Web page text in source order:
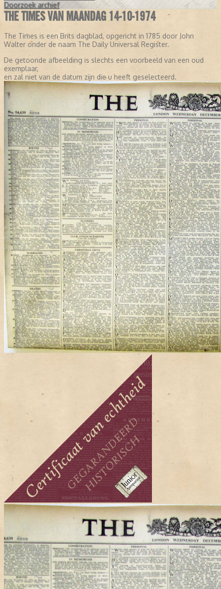
Doorzoek archief
THE TIMES VAN MAANDAG 14-10-1974
The Times is een Brits dagblad, opgericht in 1785 door John
Walter onder de naam The Daily Universal Register.
De getoonde afbeelding is slechts een voorbeeld van een oud
exemplaar,
en zal niet van de datum zijn die u heeft geselecteerd.